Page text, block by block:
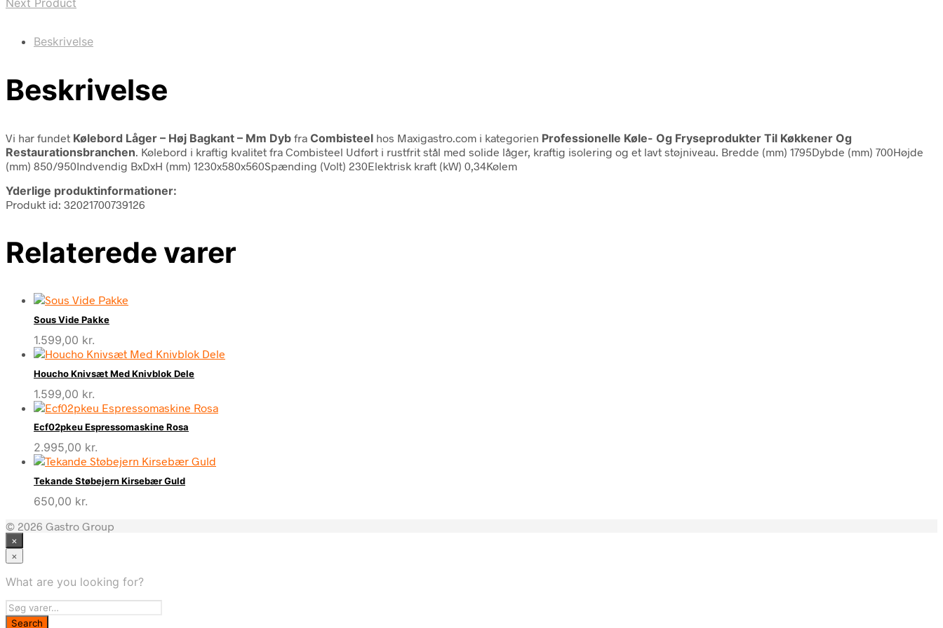
Beskrivelse
Beskrivelse
Vi har fundet Kølebord Låger – Høj Bagkant – Mm Dyb fra Combisteel hos Maxigastro.com i kategorien Professionelle Køle- Og Fryseprodukter Til Køkkener Og
Restaurationsbranchen . Kølebord i kraftig kvalitet fra Combisteel Udført i rustfrit stål med solide låger, kraftig isolering og et lavt støjniveau. Bredde (mm) 1795Dybde (mm) 700Højde
(mm) 850/950Indvendig BxDxH (mm) 1230x580x560Spænding (Volt) 230Elektrisk kraft (kW) 0,34Kølem
Yderlige produktinformationer:
Produkt id: 32021700739126
Relaterede varer
Sous Vide Pakke
1.599,00 kr.
Houcho Knivsæt Med Knivblok Dele
1.599,00 kr.
Ecf02pkeu Espressomaskine Rosa
2.995,00 kr.
Tekande Støbejern Kirsebær Guld
650,00 kr.
© 2026 Gastro Group
×
×
What are you looking for?